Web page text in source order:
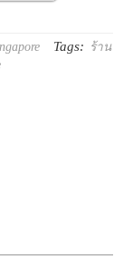
Tags: ร้าน